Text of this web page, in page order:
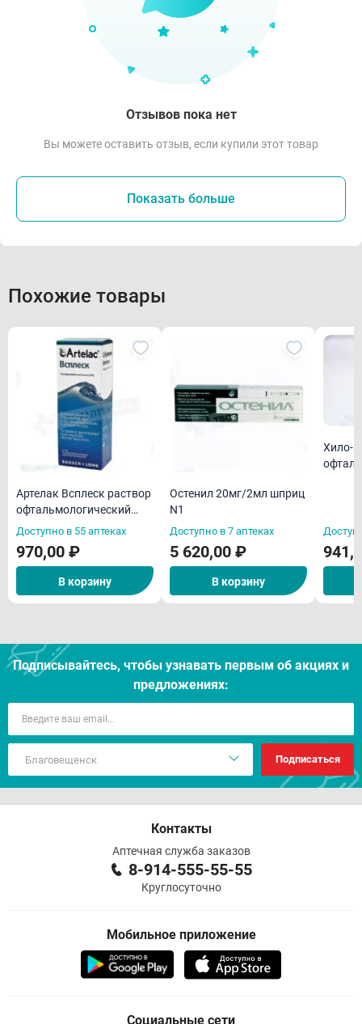
Отзывов пока нет
Вы можете оставить отзыв, если купили этот товар
Показать больше
Похожие товары
Артелак Всплеск раствор
офтальмологический
увлажняющий 10мл
Доступно в 55 аптеках
970,00 ₽
В корзину
Остенил 20мг/2мл шприц
N1
Доступно в 7 аптеках
5 620,00 ₽
В корзину
Хило-
Подписывайтесь, чтобы узнавать первым об акцияx и
предложениях:
Подписаться
Контакты
Аптечная служба заказов
8-914-555-55-55
Круглосуточно
Мобильное приложение
Социальные сети